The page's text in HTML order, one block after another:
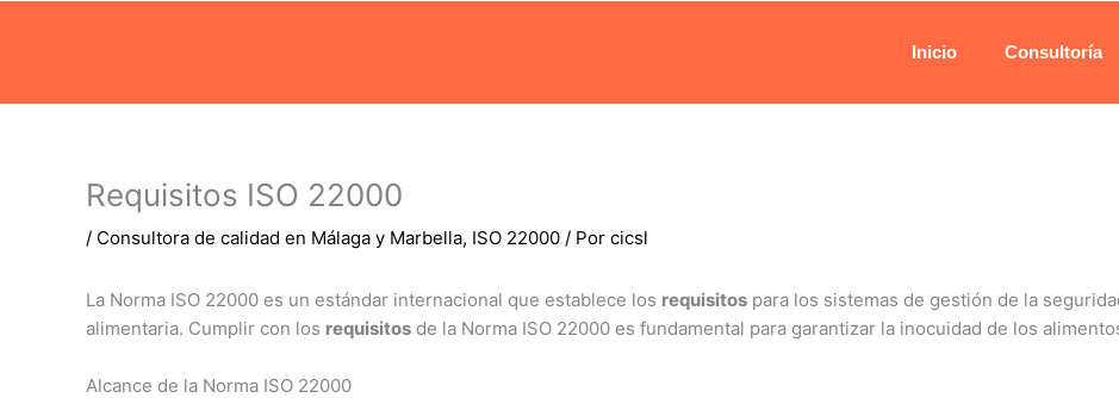
Inicio Consultoría
Requisitos ISO 22000
/ Consultora de calidad en Málaga y Marbella, ISO 22000 / Por cicsl
La Norma ISO 22000 es un estándar internacional que establece los requisitos para los sistemas de gestión de la
alimentaria. Cumplir con los requisitos de la Norma ISO 22000 es fundamental para garantizar la inocuidad de los
Alcance de la Norma ISO 22000